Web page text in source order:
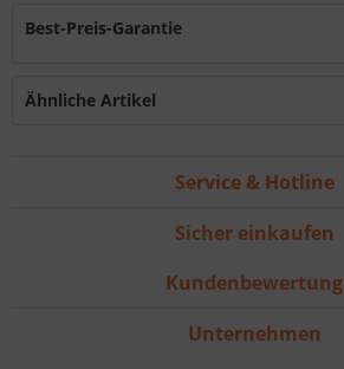
Best-Preis-Garantie
Ähnliche Artikel
Service & Hotline
Sicher einkaufen
Kundenbewertung
Unternehmen